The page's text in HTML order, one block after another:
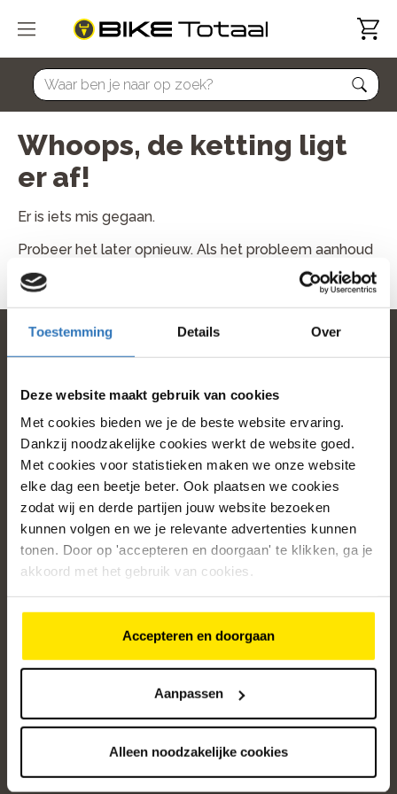
Toestemming Details Over
Deze website maakt gebruik van cookies
Met cookies bieden we je de beste website ervaring.
Dankzij noodzakelijke cookies werkt de website goed.
Met cookies voor statistieken maken we onze website
elke dag een beetje beter. Ook plaatsen we cookies
zodat wij en derde partijen jouw website bezoeken
kunnen volgen en we je relevante advertenties kunnen
tonen. Door op 'accepteren en doorgaan' te klikken, ga je
akkoord met het gebruik van cookies.
Accepteren en doorgaan
Aanpassen
Alleen noodzakelijke cookies
home
Whoops, de ketting ligt
er af!
Er is iets mis gegaan.
Probeer het later opnieuw. Als het probleem aanhoud
neem dan contact met ons op.
home
Populaire categorieën
Onze service
Klantenservice
Over ons
4.8 /5
Altijd op de hoogte van onze acties
Ontvang de beste aanbiedingen en persoonlijk advies.
Aanmelden